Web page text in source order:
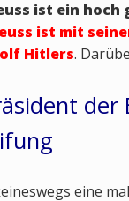
ist ein
ist mit
Hitlers.
eine